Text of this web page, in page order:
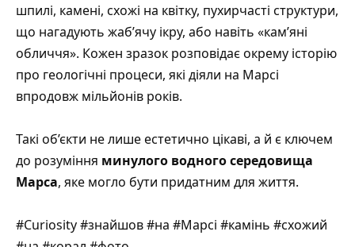
шпилі, камені, схожі на квітку, пухирчасті структури,
що нагадують жаб’ячу ікру, або навіть «кам’яні
обличчя». Кожен зразок розповідає окрему історію
про геологічні процеси, які діяли на Марсі
впродовж мільйонів років.
Такі об’єкти не лише естетично цікаві, а й є ключем
до розуміння минулого водного середовища
Марса, яке могло бути придатним для життя.
#Curiosity #знайшов #на #Марсі #камінь #схожий